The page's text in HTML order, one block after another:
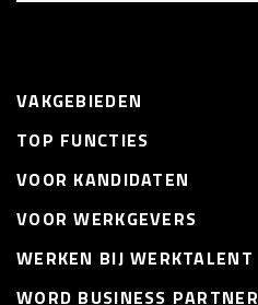
VAKGEBIEDEN
TOP FUNCTIES
VOOR KANDIDATEN
VOOR WERKGEVERS
WERKEN BIJ WERKTALENT
WORD BUSINESS PARTNER